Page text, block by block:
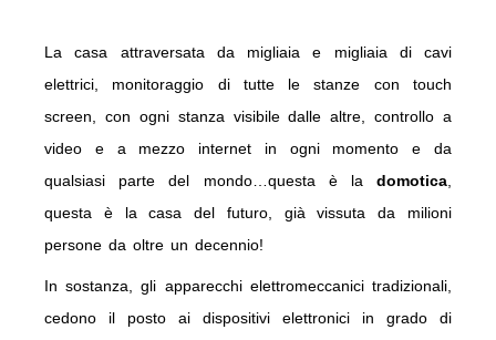
La casa attraversata da migliaia e migliaia di cavi
elettrici, monitoraggio di tutte le stanze con touch
screen, con ogni stanza visibile dalle altre, controllo a
video e a mezzo internet in ogni momento e da
qualsiasi parte del mondo…questa è la domotica
questa è la casa del futuro, già vissuta da milioni
persone da oltre un decennio!
In sostanza, gli apparecchi elettromeccanici tradizionali,
cedono il posto ai dispositivi elettronici in grado di